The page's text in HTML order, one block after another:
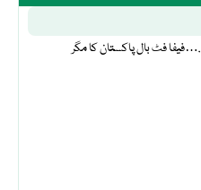
فیفا فٹ بال پاکستان کا مگر….